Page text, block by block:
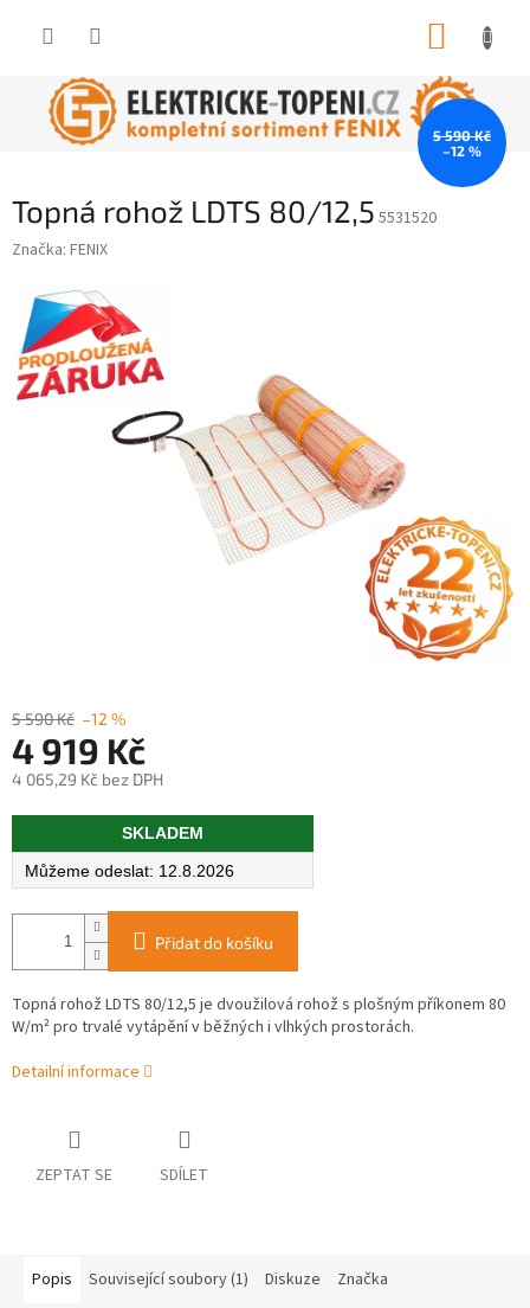
Topná rohož LDTS 80/12,5 5531520
Značka: FENIX
5 590 Kč
–12 %
5 590 Kč –12 %
4 919 Kč
4 065,29 Kč bez DPH
Měrná
SKLADEM
12.8.2026
Přidat do košíku
Topná rohož LDTS 80/12,5 je dvoužilová rohož s plošným příkonem 80
W/m² pro trvalé vytápění v běžných i vlhkých prostorách.
Detailní informace
ZEPTAT SE SDÍLET
Popis Související soubory (1) Diskuze Značka